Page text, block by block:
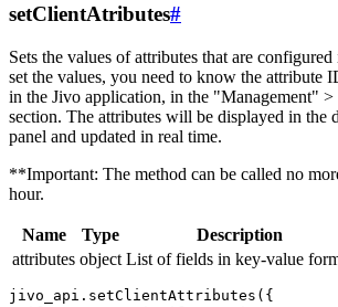
setClientAtributes#
Sets the values ​​of attributes that are
set the values, you need to know the attribute
in the Jivo application, in the "Management"
section. The attributes will be displayed in the
panel and updated in real time.
**Important: The method can be called no
hour.
Name Type
Description
attributes object List of fields in key-value
jivo_api.setClientAttributes({